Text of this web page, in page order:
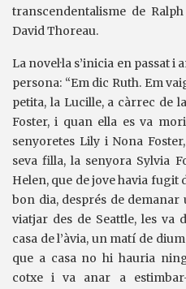
transcendentalisme de
David Thoreau.
La novel·la s’inicia en passat
persona: “Em dic Ruth. Em
petita, la Lucille, a càrrec de
Foster, i quan ella es va
senyoretes Lily i Nona
seva filla, la senyora Sylvia
Helen, que de jove havia fugit
bon dia, després de
viatjar des de Seattle, les va
casa de l’àvia, un matí de
que a casa no hi hauria
cotxe i va anar a estimbar-